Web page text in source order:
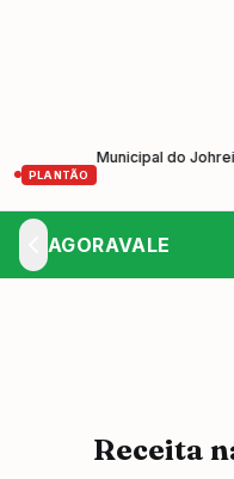
PLANTÃO
do Dia Municipal do Johrei e
AGORAVALE
Receita